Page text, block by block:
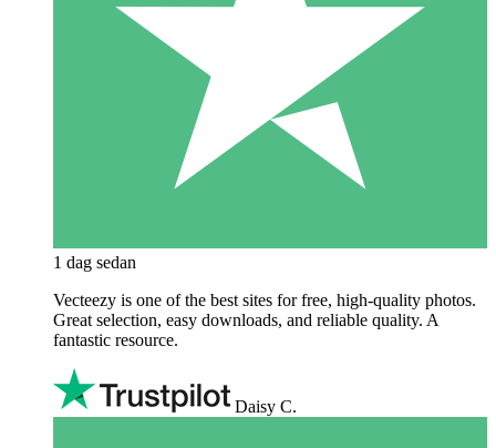
1 dag sedan
Vecteezy is one of the best sites for free, high‑quality photos.
Great selection, easy downloads, and reliable quality. A
fantastic resource.
Daisy C.